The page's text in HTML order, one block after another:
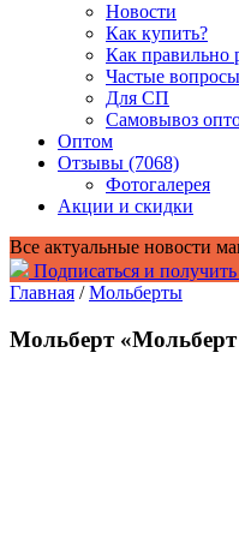
Новости
Как купить?
Как правильно
Частые вопросы
Для СП
Самовывоз
Оптом
Отзывы (7068)
Фотогалерея
Акции и скидки
Все актуальные новости
Подписаться и
Главная /Мольберты
Мольберт